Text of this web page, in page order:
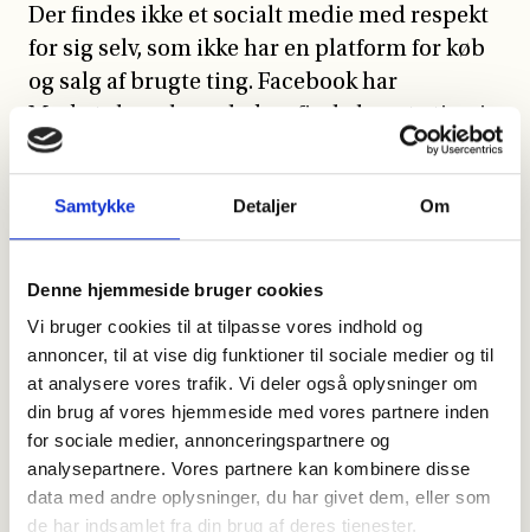
Samtykke Detaljer Om
Denne hjemmeside bruger cookies
Vi bruger cookies til at tilpasse vores indhold og
annoncer, til at vise dig funktioner til sociale medier og til
at analysere vores trafik. Vi deler også oplysninger om
din brug af vores hjemmeside med vores partnere inden
for sociale medier, annonceringspartnere og
analysepartnere. Vores partnere kan kombinere disse
data med andre oplysninger, du har givet dem, eller som
de har indsamlet fra din brug af deres tjenester.
Der findes ikke et socialt medie med respekt
for sig selv, som ikke har en platform for køb
og salg af brugte ting. Facebook har
Marketplace, hvor du kan finde brugte ting i
nærheden af, hvor du bor. Derudover findes
der en masse grupper, der er blevet oprettet
af private brugere ofte begrænset til
lokalområder. Mange småbyer og bydele har
også grupper, hvor man kan give og få
tingene helt gratis.
Instagram
På Instagram finder man typisk de mere
specialiserede genbrugsbutikker, der går op i
at istandsætte møblerne før salg og